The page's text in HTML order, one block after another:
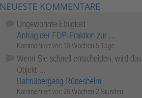
NEUESTE KOMMENTARE
Ungewohnte Einigkeit
Antrag der FDP-Fraktion zur …
Kommentiert vor: 10 Wochen 5 Tage
Wenn Sie schnell entscheiden, wird das
Objekt …
Bahnübergang Rüdesheim
Kommentiert vor: 26 Wochen 2 Stunden